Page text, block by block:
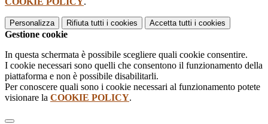
Personalizza Rifiuta tutti i cookies Accetta tutti i cookies
Gestione cookie
In questa schermata è possibile scegliere quali cookie consentire.
I cookie necessari sono quelli che consentono il funzionamento della
piattaforma e non è possibile disabilitarli.
Per conoscere quali sono i cookie necessari al funzionamento potete
visionare la COOKIE POLICY.